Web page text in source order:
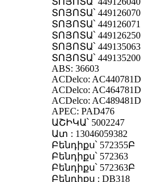
ՏՈՅՈՏԱ՝ 449126070
ՏՈՅՈՏԱ՝ 449126071
ՏՈՅՈՏԱ՝ 449126250
ՏՈՅՈՏԱ՝ 449135063
ՏՈՅՈՏԱ՝ 449135200
ABS: 36603
ACDelco: AC440781D
ACDelco: AC464781D
ACDelco: AC489481D
APEC: PAD476
ԱՇԻԿԱ՝ 5002247
Ատ : 13046059382
Բենդիքս՝ 572355Բ
Բենդիքս՝ 572363
Բենդիքս՝ 572363Բ
Բենդիքս : DB318